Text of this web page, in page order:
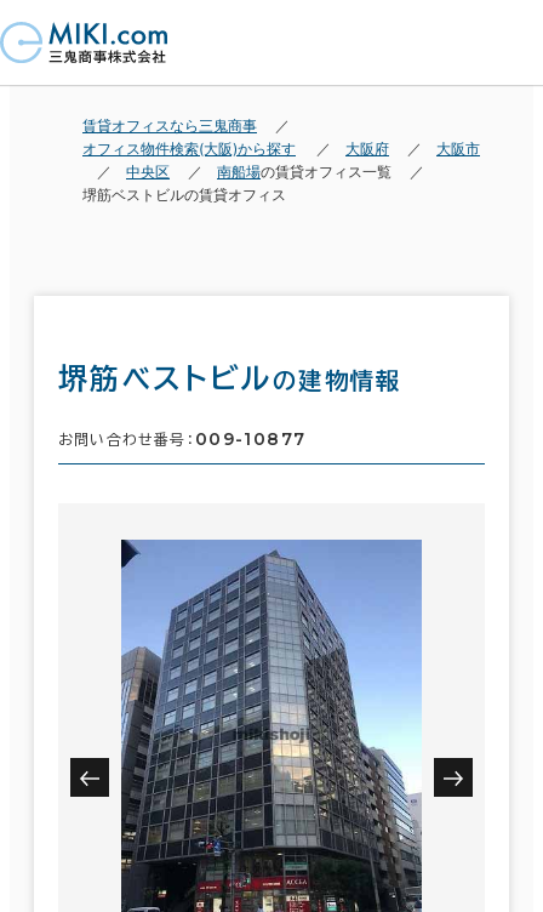
賃貸オフィスなら三鬼商事
オフィス物件検索(大阪)から探す
大阪府
大阪市
中央区
南船場の賃貸オフィス一覧
堺筋ベストビルの賃貸オフィス
堺筋ベストビルの建物情報
お問い合わせ番号： 009-10877